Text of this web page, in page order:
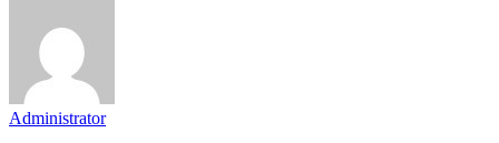
Administrator